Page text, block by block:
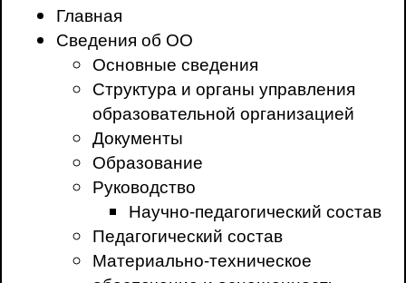
Главная
Сведения об ОО
Основные сведения
Структура и органы управления
образовательной организацией
Документы
Образование
Руководство
Научно-педагогический состав
Педагогический состав
Материально-техническое